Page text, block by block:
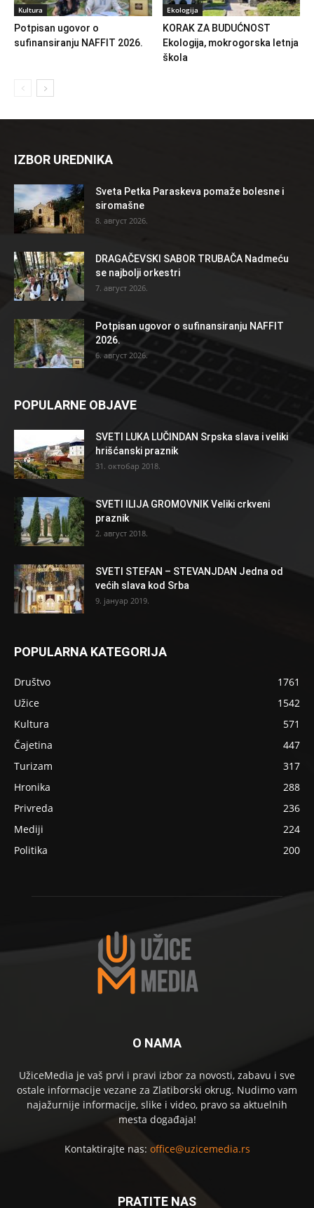
Kultura
Potpisan ugovor o
sufinansiranju NAFFIT 2026.
Ekologija
KORAK ZA BUDUĆNOST
Ekologija, mokrogorska letnja
škola
IZBOR UREDNIKA
Sveta Petka Paraskeva pomaže bolesne i
siromašne
8. август 2026.
DRAGAČEVSKI SABOR TRUBAČA Nadmeću
se najbolji orkestri
7. август 2026.
Potpisan ugovor o sufinansiranju NAFFIT
2026.
6. август 2026.
POPULARNE OBJAVE
SVETI LUKA LUČINDAN Srpska slava i veliki
hrišćanski praznik
31. октобар 2018.
SVETI ILIJA GROMOVNIK Veliki crkveni
praznik
2. август 2018.
SVETI STEFAN – STEVANJDAN Jedna od
većih slava kod Srba
9. јануар 2019.
POPULARNA KATEGORIJA
Društvo
1761
Užice
1542
Kultura
571
Čajetina
447
Turizam
317
Hronika
288
Privreda
236
Mediji
224
Politika
200
O NAMA
UžiceMedia je vaš prvi i pravi izbor za novosti, zabavu i sve
ostale informacije vezane za Zlatiborski okrug. Nudimo vam
najažurnije informacije, slike i video, pravo sa aktuelnih
mesta događaja!
Kontaktirajte nas: office@uzicemedia.rs
PRATITE NAS